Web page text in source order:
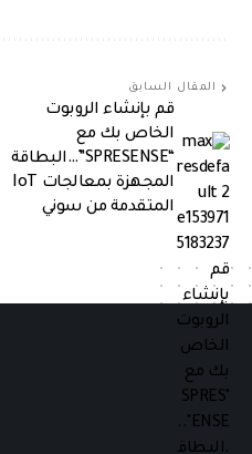
المقال السابق
قم بإنشاء الروبوت
الخاص بك مع
“SPRESENSE”…البطاقة
المجهزة بمعالجات IoT
المتقدمة من سوني